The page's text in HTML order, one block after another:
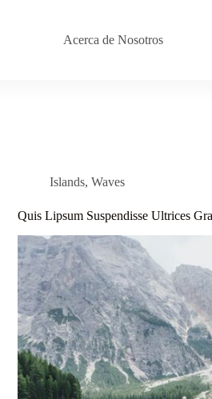
Acerca de Nosotros
Islands,Waves
Quis Lipsum Suspendisse Ultrices